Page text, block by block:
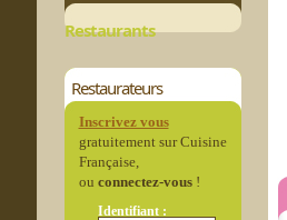
Restaurants
Restaurateurs
Inscrivez vous
gratuitement sur Cuisine
Française,
ou connectez-vous!
Identifiant :